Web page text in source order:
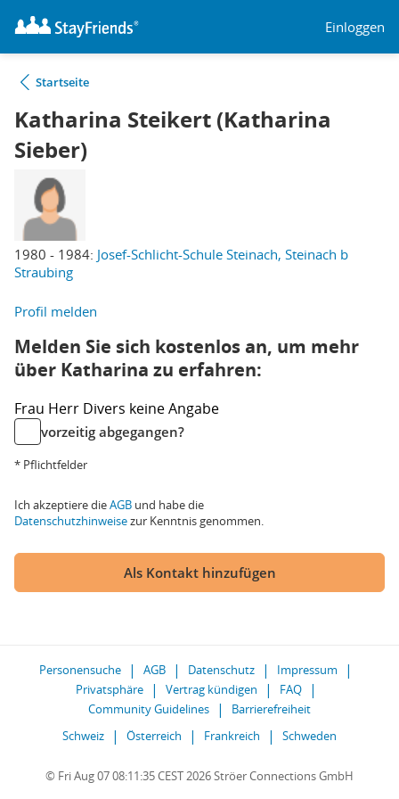
Einloggen
Startseite
Katharina Steikert (Katharina
Sieber)
1980 - 1984: Josef-Schlicht-Schule Steinach, Steinach b
Straubing
Profil melden
Melden Sie sich kostenlos an, um mehr
über Katharina zu erfahren:
Frau Herr Divers keine Angabe
vorzeitig abgegangen?
* Pflichtfelder
Ich akzeptiere dieAGB und habe die
Datenschutzhinweisezur Kenntnis genommen.
Als Kontakt hinzufügen
Personensuche AGB Datenschutz
Impressum
Privatsphäre
Vertrag kündigen
FAQ
Community Guidelines
Barrierefreiheit
Schweiz
Österreich Frankreich Schweden
© Fri Aug 07 08:11:35 CEST 2026 Ströer Connections GmbH